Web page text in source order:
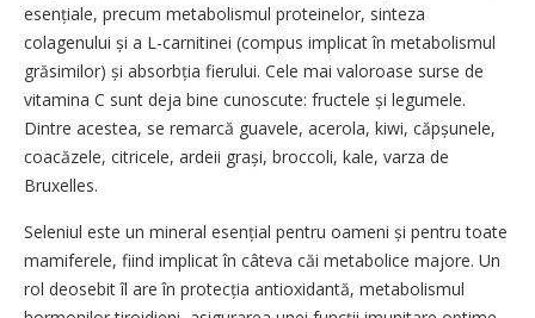
esențiale, precum metabolismul proteinelor, sinteza
colagenului și a L-carnitinei (compus implicat în metabolismul
grăsimilor) și ab­sorbția fierului. Cele mai valoroase surse de
vitamina C sunt deja bine cunoscute: fructele și legumele.
Dintre acestea, se remarcă guavele, acerola, kiwi, căpșunele,
coacăzele, citricele, ardeii grași, broccoli, kale, varza de
Bruxelles.
Seleniul este un mineral esen­țial pentru oameni și pentru toate
mamiferele, fiind implicat în câteva căi metabolice majore. Un
rol deosebit îl are în protecția antioxidantă, metabolismul